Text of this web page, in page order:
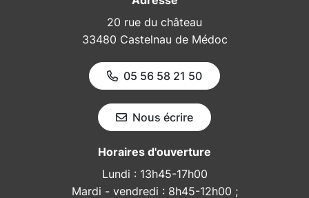
20 rue du château
33480 Castelnau de Médoc
05 56 58 21 50
Nous écrire
Horaires d'ouverture
Lundi : 13h45-17h00
Mardi - vendredi : 8h45-12h00 ;